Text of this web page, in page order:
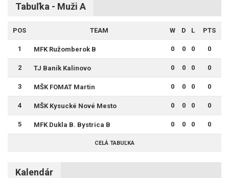
Tabuľka - Muži A
POS TEAM W D L PTS
1 MFK Ružomberok B 0 0 0 0
2 TJ Baník Kalinovo 0 0 0 0
3 MŠK FOMAT Martin 0 0 0 0
4 MŠK Kysucké Nové Mesto 0 0 0 0
5 MFK Dukla B. Bystrica B 0 0 0 0
CELÁ TABUĽKA
Kalendár